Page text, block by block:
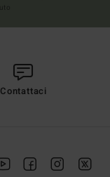
Contattaci